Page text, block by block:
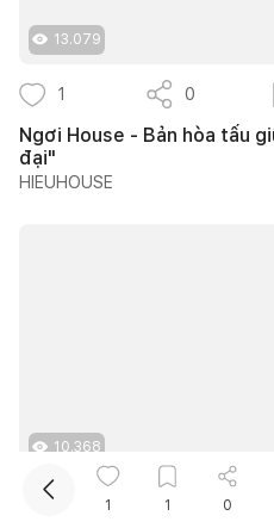
13.079
1 0
Ngơi House - Bản hòa tấu
đại"
HIEUHOUSE
10.368
1 1 0